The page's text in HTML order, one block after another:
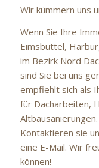
Wir kümmern uns
Wenn Sie Ihre
Eimsbüttel,
im Bezirk Nord
sind Sie bei uns
empfiehlt sich als
für Dacharbeiten,
Kontaktieren sie
eine E-Mail. Wir
können!